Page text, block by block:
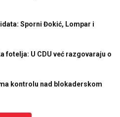
Sporni Đokić, Lompar i
fotelja: U CDU već razgovaraju o
kontrolu nad blokaderskom